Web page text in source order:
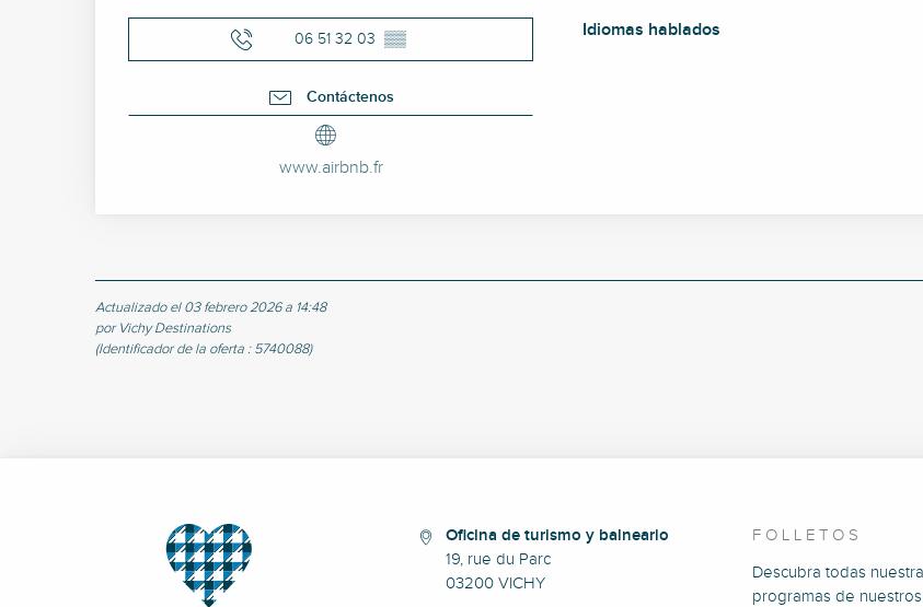
06 51 32 03 ▒▒
Contáctenos
www.airbnb.fr
Idiomas hablados
Idiomas hablados
Actualizado el 03 febrero 2026 a 14:48
por Vichy Destinations
(Identificador de la oferta : 5740088)
Oficina de turismo y balneario
19, rue du Parc
03200 VICHY
FOLLETOS
Descubra todas
programas de